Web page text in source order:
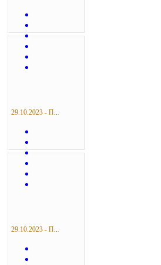
29.10.2023 - П...
29.10.2023 - П...